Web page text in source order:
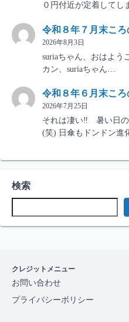
０円付近が定着して
令和８年７月末こ
2026年8月3日
suriaちゃん、おはよう
カン、suriaちゃん…
令和８年６月末こ
2026年7月25日
それは凄い‼ 暑い日の
(笑) 日傘もドンドン進
検索
クレジットメニュー
お問い合わせ
プライバシーポリシー